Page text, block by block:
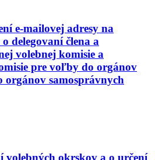
e-mailovej adresy na
delegovaní člena a
volebnej komisie a
pre voľby do orgánov
orgánov samosprávnych